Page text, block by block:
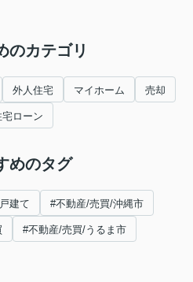
のカテゴリ
外人住宅 マイホーム 売却
宅ローン
めのタグ
建て #不動産/売買/沖縄市
#不動産/売買/うるま市